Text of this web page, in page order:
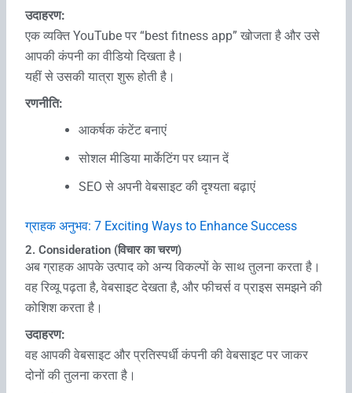
उदाहरण:
एक व्यक्ति YouTube पर “best fitness app” खोजता है और उसे
आपकी कंपनी का वीडियो दिखता है।
यहीं से उसकी यात्रा शुरू होती है।
रणनीति:
आकर्षक कंटेंट बनाएं
सोशल मीडिया मार्केटिंग पर ध्यान दें
SEO से अपनी वेबसाइट की दृश्यता बढ़ाएं
ग्राहक अनुभव: 7 Exciting Ways to Enhance Success
2. Consideration (विचार का चरण)
अब ग्राहक आपके उत्पाद को अन्य विकल्पों के साथ तुलना करता है।
वह रिव्यू पढ़ता है, वेबसाइट देखता है, और फीचर्स व प्राइस समझने की
कोशिश करता है।
उदाहरण:
वह आपकी वेबसाइट और प्रतिस्पर्धी कंपनी की वेबसाइट पर जाकर
दोनों की तुलना करता है।